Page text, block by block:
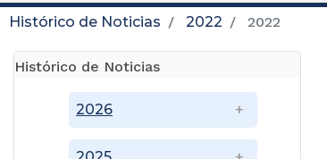
Histórico de Noticias 2022 2022
Histórico de Noticias
2026